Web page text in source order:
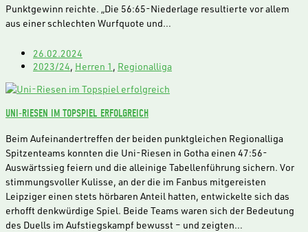
Punktgewinn reichte. „Die 56:65-Niederlage resultierte vor allem
aus einer schlechten Wurfquote und…
26.02.2024
2023/24, Herren 1 , Regionalliga
UNI-RIESEN IM TOPSPIEL ERFOLGREICH
Beim Aufeinandertreffen der beiden punktgleichen Regionalliga
Spitzenteams konnten die Uni-Riesen in Gotha einen 47:56-
Auswärtssieg feiern und die alleinige Tabellenführung sichern. Vor
stimmungsvoller Kulisse, an der die im Fanbus mitgereisten
Leipziger einen stets hörbaren Anteil hatten, entwickelte sich das
erhofft denkwürdige Spiel. Beide Teams waren sich der Bedeutung
des Duells im Aufstiegskampf bewusst – und zeigten…